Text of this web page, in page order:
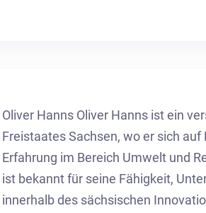
Oliver Hanns Oliver Hanns ist ein
Freistaates Sachsen, wo er sich
Erfahrung im Bereich Umwelt und
ist bekannt für seine Fähigkeit,
innerhalb des sächsischen